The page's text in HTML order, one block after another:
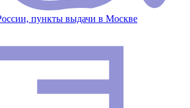
пункты выдачи в Москве